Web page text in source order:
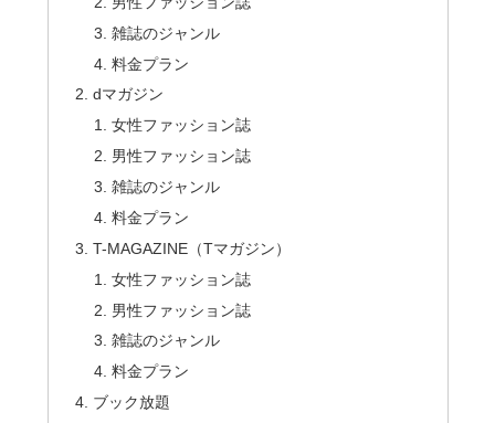
雑誌のジャンル
料金プラン
dマガジン
女性ファッション誌
男性ファッション誌
雑誌のジャンル
料金プラン
T-MAGAZINE（Tマガジン）
女性ファッション誌
男性ファッション誌
雑誌のジャンル
料金プラン
ブック放題